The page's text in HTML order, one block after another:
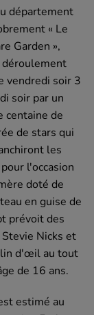
département
« Le
Garden »,
vendredi soir 3
soir par un
centaine de
de stars qui
les
l'occasion
doté de
en guise de
prévoit des
Nicks et
d'œil au tout
de 16 ans.
estimé au